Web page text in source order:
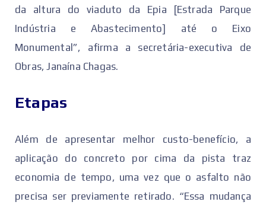
da altura do viaduto da Epia [Estrada Parque
Indústria e Abastecimento] até o Eixo
Monumental”, afirma a secretária-executiva de
Obras, Janaína Chagas.
Etapas
Além de apresentar melhor custo-benefício, a
aplicação do concreto por cima da pista traz
economia de tempo, uma vez que o asfalto não
precisa ser previamente retirado. “Essa mudança